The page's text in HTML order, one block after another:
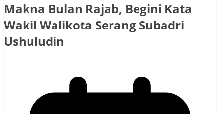
Makna Bulan Rajab, Begini Kata
Wakil Walikota Serang Subadri
Ushuludin